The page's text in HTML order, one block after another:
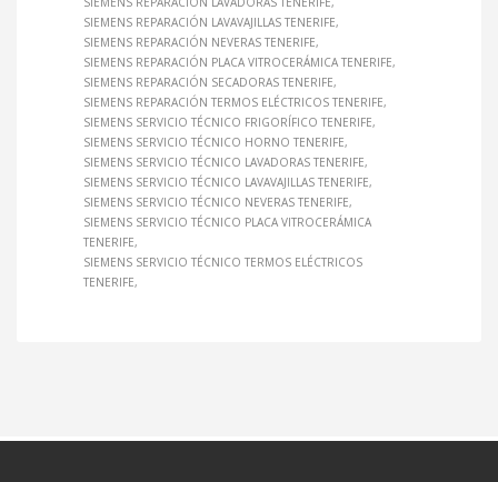
SIEMENS REPARACIÓN LAVAVAJILLAS TENERIFE
SIEMENS REPARACIÓN NEVERAS TENERIFE
SIEMENS REPARACIÓN PLACA VITROCERÁMICA TENERIFE
SIEMENS REPARACIÓN SECADORAS TENERIFE
SIEMENS REPARACIÓN TERMOS ELÉCTRICOS TENERIFE
SIEMENS SERVICIO TÉCNICO FRIGORÍFICO TENERIFE
SIEMENS SERVICIO TÉCNICO HORNO TENERIFE
SIEMENS SERVICIO TÉCNICO LAVADORAS TENERIFE
SIEMENS SERVICIO TÉCNICO LAVAVAJILLAS TENERIFE
SIEMENS SERVICIO TÉCNICO NEVERAS TENERIFE
SIEMENS SERVICIO TÉCNICO PLACA VITROCERÁMICA
TENERIFE
SIEMENS SERVICIO TÉCNICO TERMOS ELÉCTRICOS
TENERIFE